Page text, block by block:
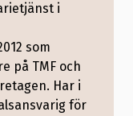
i
som
på TMF och
Har i
för